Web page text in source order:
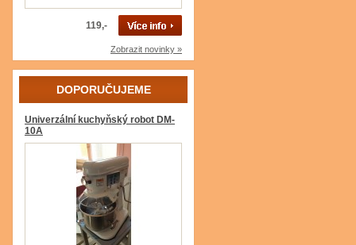
119,-
Zobrazit novinky »
DOPORUČUJEME
Univerzální kuchyňský robot DM-
10A